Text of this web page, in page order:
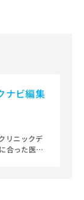
ナビ編集
リニックデ
合った医療